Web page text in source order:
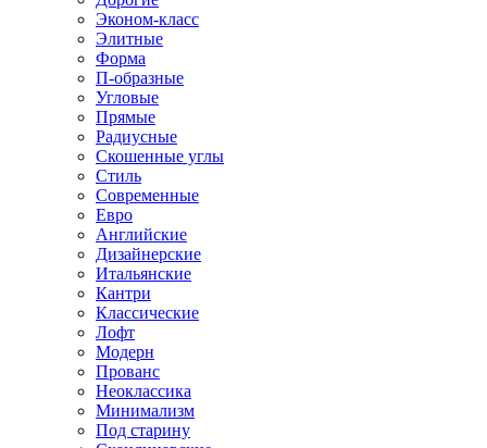
Эконом-класс
Элитные
Форма
П-образные
Угловые
Прямые
Радиусные
Скошенные углы
Стиль
Современные
Евро
Английские
Дизайнерские
Итальянские
Кантри
Классические
Лофт
Модерн
Прованс
Неоклассика
Минимализм
Под старину